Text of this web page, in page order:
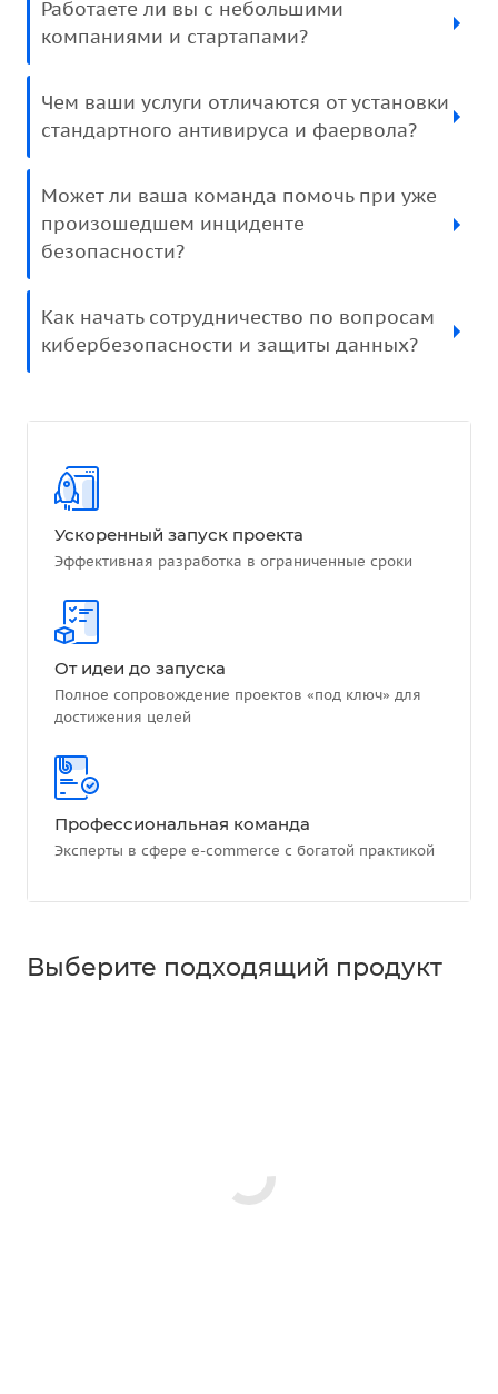
Работаете ли вы с небольшими
компаниями и стартапами?
Чем ваши услуги отличаются от установки
стандартного антивируса и фаервола?
Может ли ваша команда помочь при уже
произошедшем инциденте
безопасности?
Как начать сотрудничество по вопросам
кибербезопасности и защиты данных?
Ускоренный запуск проекта
Эффективная разработка в ограниченные сроки
От идеи до запуска
Полное сопровождение проектов «под ключ» для
достижения целей
Профессиональная команда
Эксперты в сфере e-commerce с богатой практикой
Выберите подходящий продукт